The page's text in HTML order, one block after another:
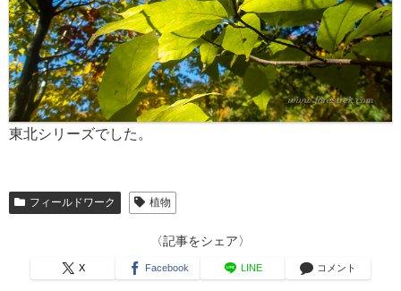
東北シリーズでした。
フィールドワーク 植物
〈記事をシェア〉
X Facebook LINE コメント